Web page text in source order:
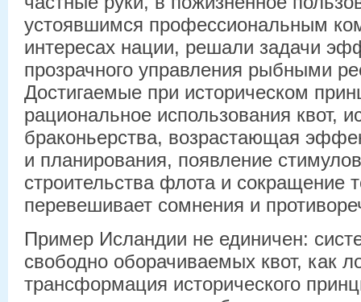
устоявшимся профессиональным
интересах нации, решали задачи
прозрачного управления рыбными
Достигаемые при историческом
рациональное использования квот,
браконьерства, возрастающая
и планирования, появление
строительства флота и сокращение
перевешивает сомнения и
Пример Исландии не единичен:
свободно оборачиваемых квот, как
трансформация исторического